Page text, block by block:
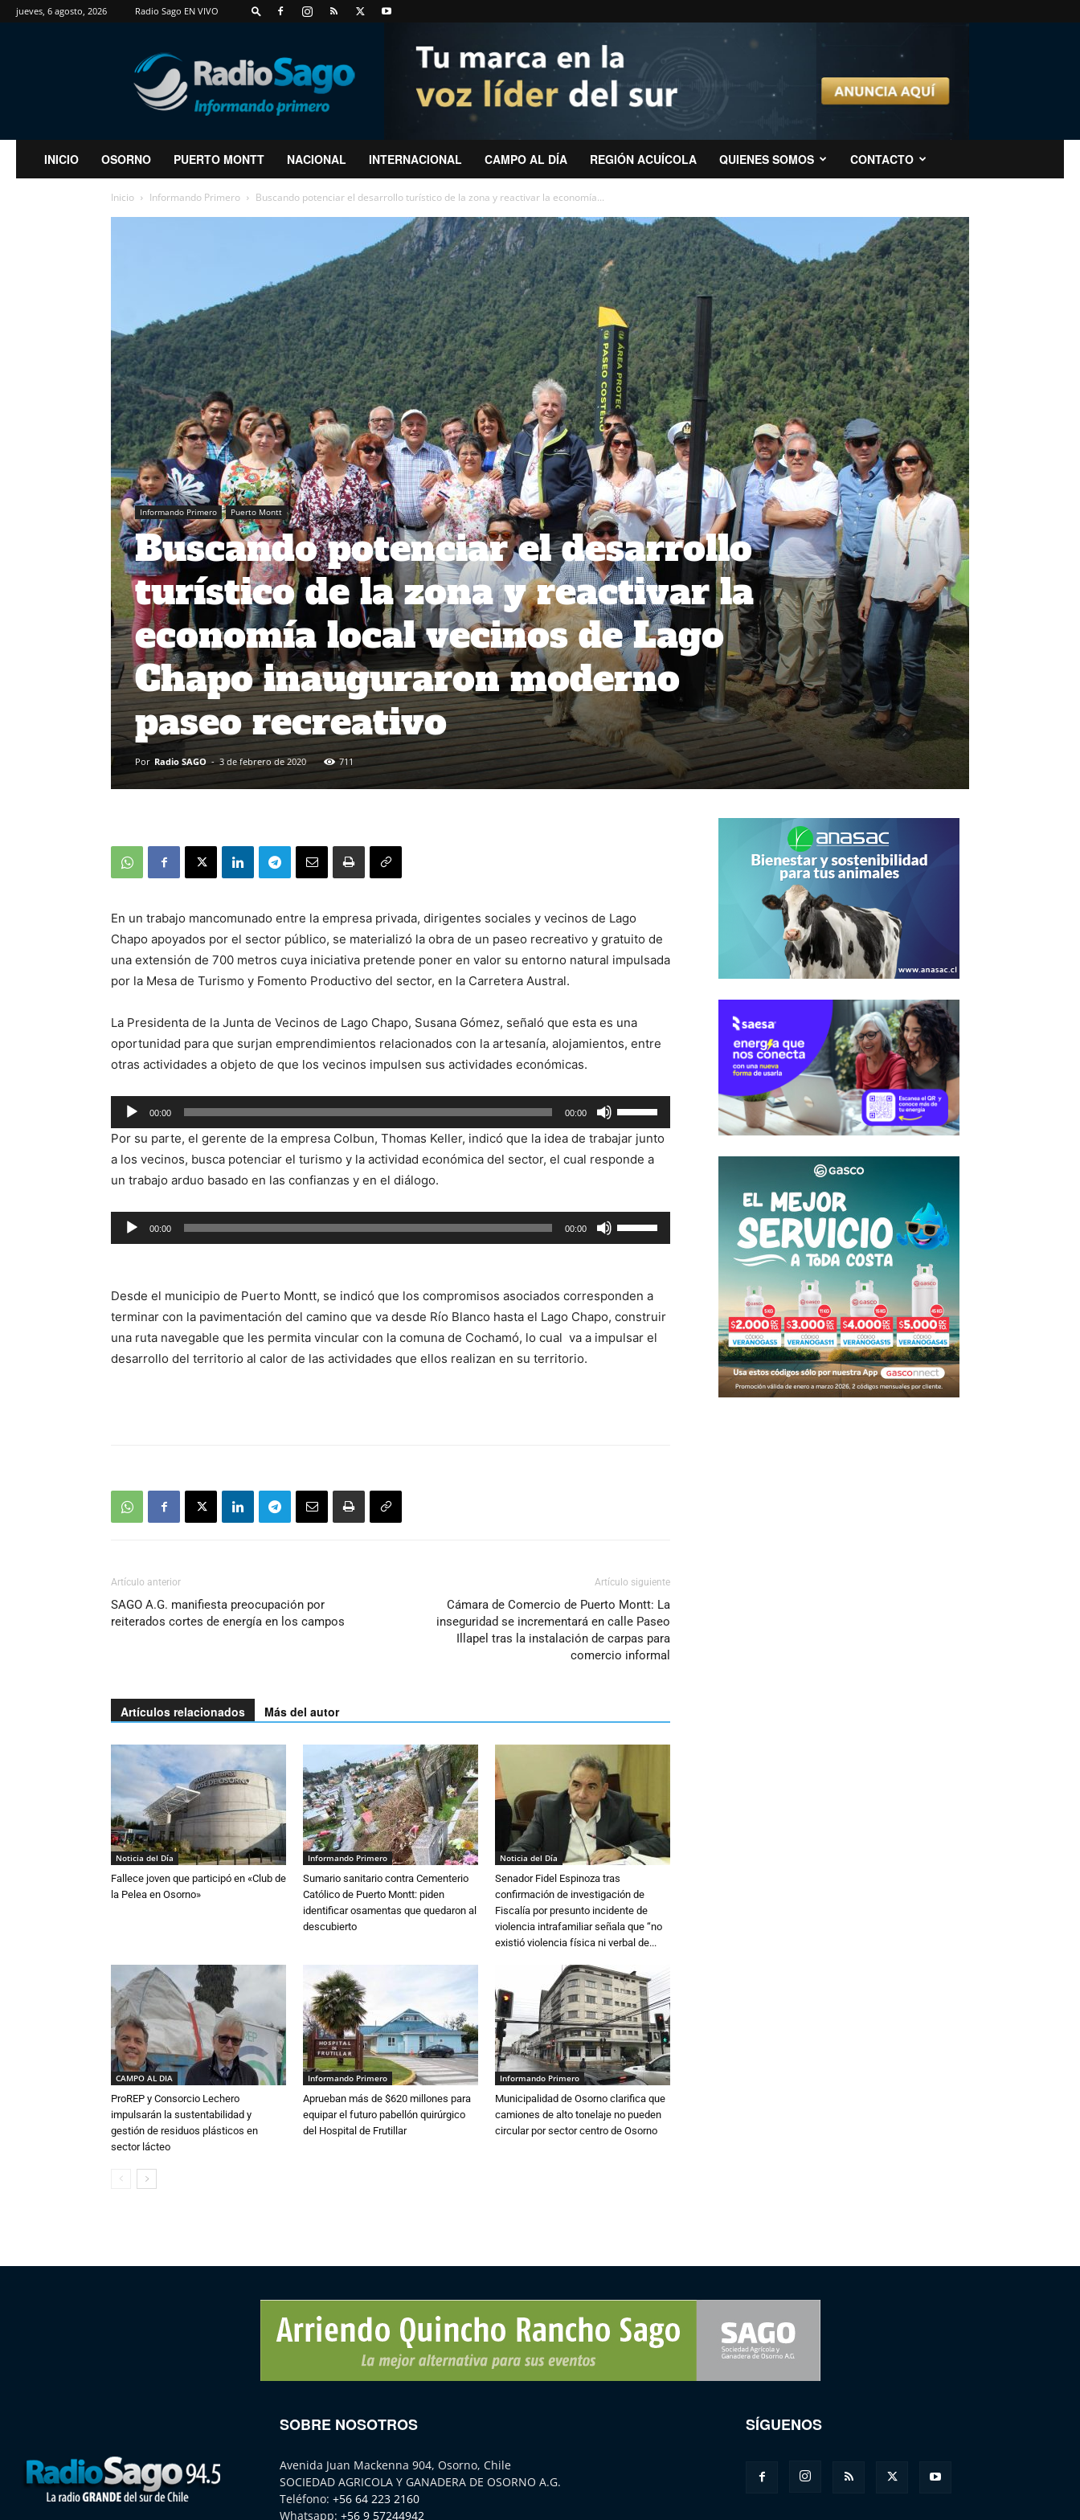
jueves, 6 agosto, 2026 Radio Sago EN VIVO
RadioSago
INICIO OSORNO PUERTO MONTT NACIONAL INTERNACIONAL CAMPO AL DÍA REGIÓN ACUÍCOLA QUIENES SOMOS CONTACTO
Inicio Informando Primero Buscando potenciar el desarrollo turístico de la zona y reactivar la economía...
Informando Primero Puerto Montt
Buscando potenciar el desarrollo
turístico de la zona y reactivar la
economía local vecinos de Lago
Chapo inauguraron moderno
paseo recreativo
Por Radio SAGO - 3 de febrero de 2020 711
En un trabajo mancomunado entre la empresa privada, dirigentes sociales y vecinos de Lago
Chapo apoyados por el sector público, se materializó la obra de un paseo recreativo y gratuito de
una extensión de 700 metros cuya iniciativa pretende poner en valor su entorno natural impulsada
por la Mesa de Turismo y Fomento Productivo del sector, en la Carretera Austral.
La Presidenta de la Junta de Vecinos de Lago Chapo, Susana Gómez, señaló que esta es una
oportunidad para que surjan emprendimientos relacionados con la artesanía, alojamientos, entre
otras actividades a objeto de que los vecinos impulsen sus actividades económicas.
Reproductor
de
audio
00:00 00:00
las
teclas
de
arriba/abajo
para
disminuir
el
volumen.
Por su parte, el gerente de la empresa Colbun, Thomas Keller, indicó que la idea de trabajar junto
a los vecinos, busca potenciar el turismo y la actividad económica del sector, el cual responde a
un trabajo arduo basado en las confianzas y en el diálogo.
Reproductor
de
00:00 00:00
las
flecha
arriba/abajo
para
Desde el municipio de Puerto Montt, se indicó que los compromisos asociados corresponden a
terminar con la pavimentación del camino que va desde Río Blanco hasta el Lago Chapo, construir
una ruta navegable que les permita vincular con la comuna de Cochamó, lo cual va a impulsar el
desarrollo del territorio al calor de las actividades que ellos realizan en su territorio.
Artículo anterior
SAGO A.G. manifiesta preocupación por
reiterados cortes de energía en los campos
Artículo siguiente
Cámara de Comercio de Puerto Montt: La
inseguridad se incrementará en calle Paseo
Illapel tras la instalación de carpas para
comercio informal
Artículos relacionados Más del autor
Noticia del Día
Fallece joven que participó en «Club de
la Pelea en Osorno»
Informando Primero
Sumario sanitario contra Cementerio
Católico de Puerto Montt: piden
identificar osamentas que quedaron al
descubierto
Noticia del Día
Senador Fidel Espinoza tras
confirmación de investigación de
Fiscalía por presunto incidente de
violencia intrafamiliar señala que “no
existió violencia física ni verbal de...
CAMPO AL DIA
ProREP y Consorcio Lechero
impulsarán la sustentabilidad y
gestión de residuos plásticos en
sector lácteo
Informando Primero
Aprueban más de $620 millones para
equipar el futuro pabellón quirúrgico
del Hospital de Frutillar
Informando Primero
Municipalidad de Osorno clarifica que
camiones de alto tonelaje no pueden
circular por sector centro de Osorno
SOBRE NOSOTROS
Avenida Juan Mackenna 904, Osorno, Chile
SOCIEDAD AGRICOLA Y GANADERA DE OSORNO A.G.
Teléfono: +56 64 223 2160
Whatsapp: +56 9 57244942
SÍGUENOS